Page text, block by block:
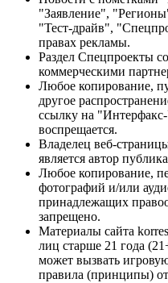
"Заявление",
"Тест-драйв",
правах рекламы.
Раздел Спецпроекты
коммерческими
Любое копирование,
другое
ссылку на
воспрещается.
Владелец веб-
является автор
Любое копирование,
фотографий и/или
принадлежащих
запрещено.
Материалы сайта
лиц старше 21 года
может вызвать
правила (принципы)